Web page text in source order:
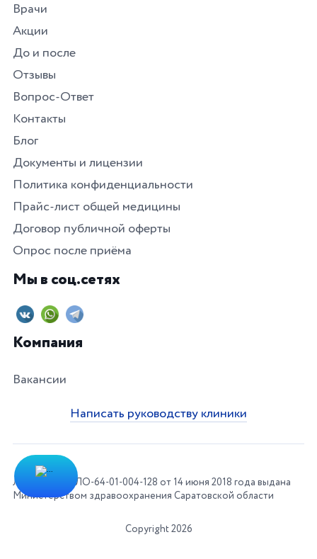
Врачи
Акции
До и после
Отзывы
Вопрос-Ответ
Контакты
Блог
Документы и лицензии
Политика конфиденциальности
Прайс-лист общей медицины
Договор публичной оферты
Опрос после приёма
Мы в соц.сетях
Компания
Вакансии
Написать руководству клиники
Лицензия № ЛО-64-01-004-128 от 14 июня 2018 года выдана
Министерством здравоохранения Саратовской области
Copyright 2026